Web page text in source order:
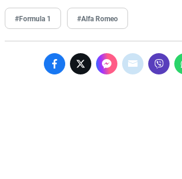
#Formula 1 #Alfa Romeo